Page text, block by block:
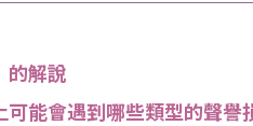
的解說
能會遇到哪些類型的聲譽